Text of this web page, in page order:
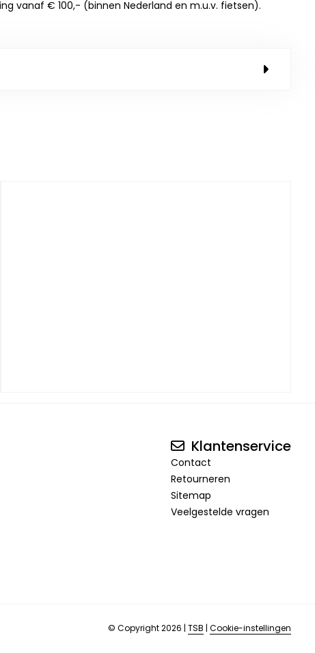
vanaf € 100,- (binnen Nederland en m.u.v. fietsen).
Klantenservice
Contact
Retourneren
Sitemap
Veelgestelde vragen
© Copyright 2026 | TSB | Cookie-instellingen